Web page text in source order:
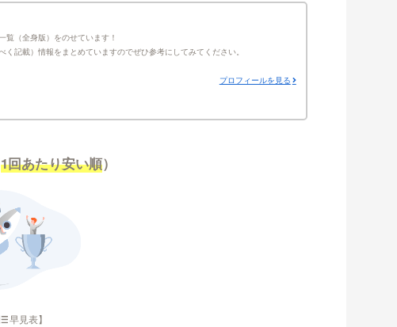
覧（全身版）をのせています！
記載）情報をまとめていますのでぜひ参考にしてみてください。
プロフィールを見る
1回あたり安い順）
早見表】